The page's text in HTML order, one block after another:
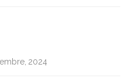
2024